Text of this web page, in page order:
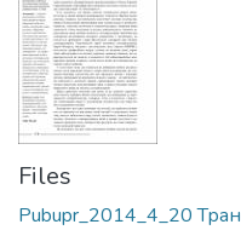
Files
Pubupr_2014_4_20